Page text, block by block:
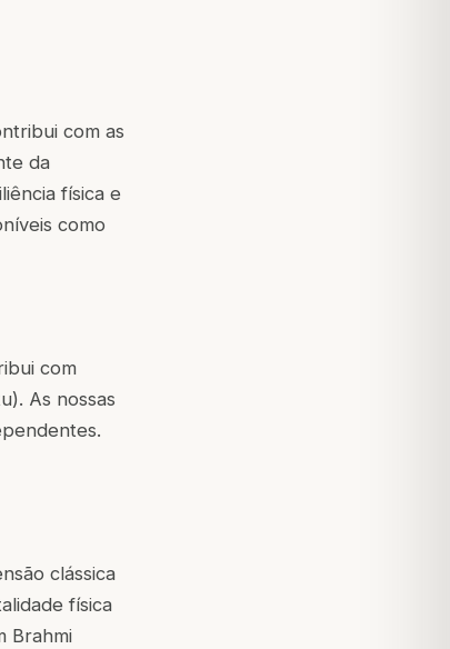
com as
da
física e
como
com
As nossas
clássica
física
Brahmi